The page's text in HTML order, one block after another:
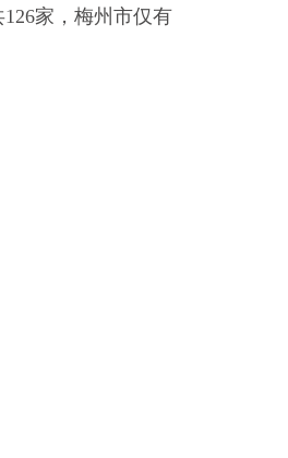
126家，梅州市仅有